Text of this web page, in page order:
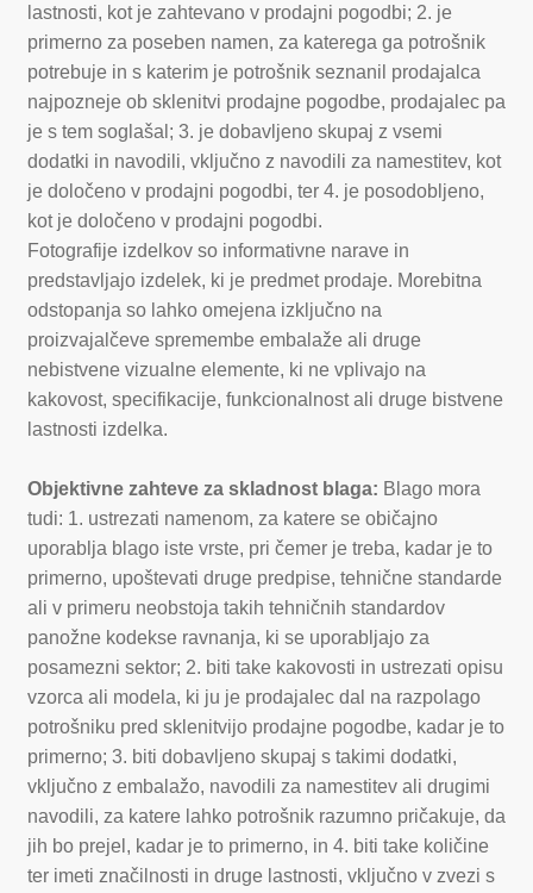
lastnosti, kot je zahtevano v prodajni pogodbi; 2. je
primerno za poseben namen, za katerega ga potrošnik
potrebuje in s katerim je potrošnik seznanil prodajalca
najpozneje ob sklenitvi prodajne pogodbe, prodajalec pa
je s tem soglašal; 3. je dobavljeno skupaj z vsemi
dodatki in navodili, vključno z navodili za namestitev, kot
je določeno v prodajni pogodbi, ter 4. je posodobljeno,
kot je določeno v prodajni pogodbi.
Fotografije izdelkov so informativne narave in
predstavljajo izdelek, ki je predmet prodaje. Morebitna
odstopanja so lahko omejena izključno na
proizvajalčeve spremembe embalaže ali druge
nebistvene vizualne elemente, ki ne vplivajo na
kakovost, specifikacije, funkcionalnost ali druge bistvene
lastnosti izdelka.
Objektivne zahteve za skladnost blaga: Blago mora
tudi: 1. ustrezati namenom, za katere se običajno
uporablja blago iste vrste, pri čemer je treba, kadar je to
primerno, upoštevati druge predpise, tehnične standarde
ali v primeru neobstoja takih tehničnih standardov
panožne kodekse ravnanja, ki se uporabljajo za
posamezni sektor; 2. biti take kakovosti in ustrezati opisu
vzorca ali modela, ki ju je prodajalec dal na razpolago
potrošniku pred sklenitvijo prodajne pogodbe, kadar je to
primerno; 3. biti dobavljeno skupaj s takimi dodatki,
vključno z embalažo, navodili za namestitev ali drugimi
navodili, za katere lahko potrošnik razumno pričakuje, da
jih bo prejel, kadar je to primerno, in 4. biti take količine
ter imeti značilnosti in druge lastnosti, vključno v zvezi s